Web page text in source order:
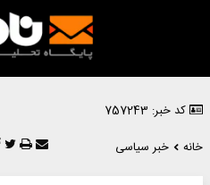
کد خبر: 757243
خانه
خبر سیاسی